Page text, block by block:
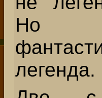
Но
легенда.